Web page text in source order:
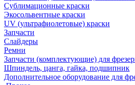
Сублимационные краски
Экосольвентные краски
UV (ультрафиолетовые) краски
Запчасти
Слайдеры
Ремни
Запчасти (комплектующие) для
Шпиндель, цанга, гайка, подшипник
Дополнительное оборудование для